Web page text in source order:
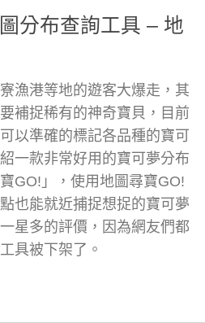
分布查詢工具 – 地
漁港等地的遊客大爆走，其
補捉稀有的神奇寶貝，目前
以準確的標記各品種的寶可
一款非常好用的寶可夢分布
GO!」，使用地圖尋寶GO!
也能就近捕捉想捉的寶可夢
星多的評價，因為網友們都
具被下架了。